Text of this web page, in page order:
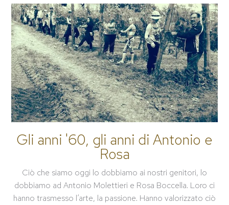
Gli anni '60, gli anni di Antonio e
Rosa
Ciò che siamo oggi lo dobbiamo ai nostri genitori, lo
dobbiamo ad Antonio Molettieri e Rosa Boccella. Loro ci
hanno trasmesso l’arte, la passione. Hanno valorizzato ciò